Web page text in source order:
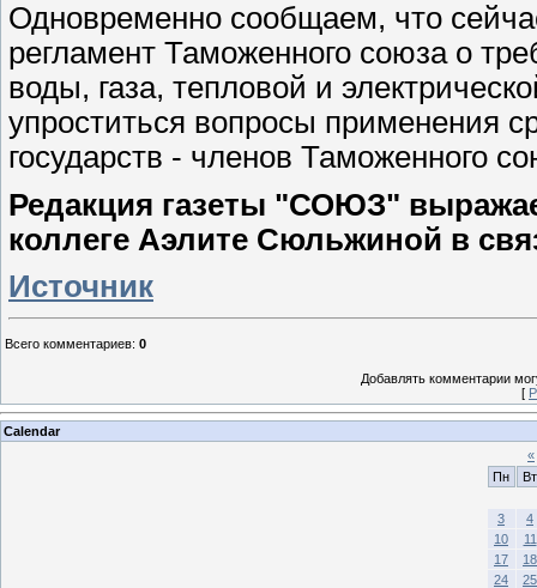
Одновременно сообщаем, что
регламент Таможенного союза о
воды, газа, тепловой и
упроститься вопросы применения
государств - членов Таможенного
Редакция газеты "СОЮЗ"
коллеге Аэлите Сюльжиной в
Источник
Всего комментариев: 0
Добавлять комментарии
[
Calendar
«
Пн
Вт
3
4
10
11
17
18
24
25